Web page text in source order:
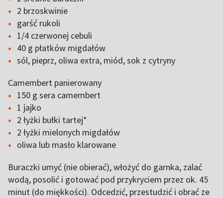
2 brzoskwinie
garść rukoli
1/4 czerwonej cebuli
40 g płatków migdałów
sól, pieprz, oliwa extra, miód, sok z cytryny
Camembert panierowany
150 g sera camembert
1 jajko
2 łyżki bułki tartej*
2 łyżki mielonych migdałów
oliwa lub masło klarowane
Buraczki umyć (nie obierać), włożyć do garnka, zalać
wodą, posolić i gotować pod przykryciem przez ok. 45
minut (do miękkości). Odcedzić, przestudzić i obrać ze